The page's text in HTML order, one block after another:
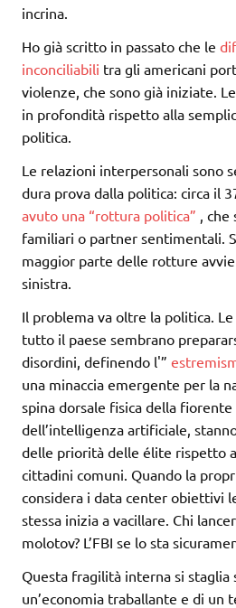
incrina.
Ho già scritto in passato che le
inconciliabili tra gli americani
violenze, che sono già iniziate.
in profondità rispetto alla
politica.
Le relazioni interpersonali sono
dura prova dalla politica: circa il
avuto una “rottura politica” ,
familiari o partner sentimentali.
maggior parte delle rotture
sinistra.
Il problema va oltre la politica.
tutto il paese sembrano
disordini, definendo l'”
una minaccia emergente per la
spina dorsale fisica della
dell’intelligenza artificiale,
delle priorità delle élite rispetto
cittadini comuni. Quando la
considera i data center obiettivi
stessa inizia a vacillare. Chi
molotov? L’FBI se lo sta
Questa fragilità interna si staglia
un’economia traballante e di un